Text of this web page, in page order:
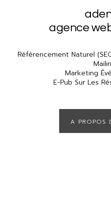
agence
Référencement Naturel
Marketing
E-Pub Sur Les
A PROPOS